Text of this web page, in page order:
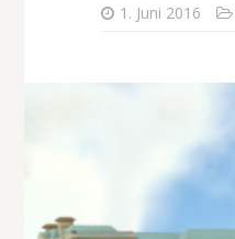
1. Juni 2016